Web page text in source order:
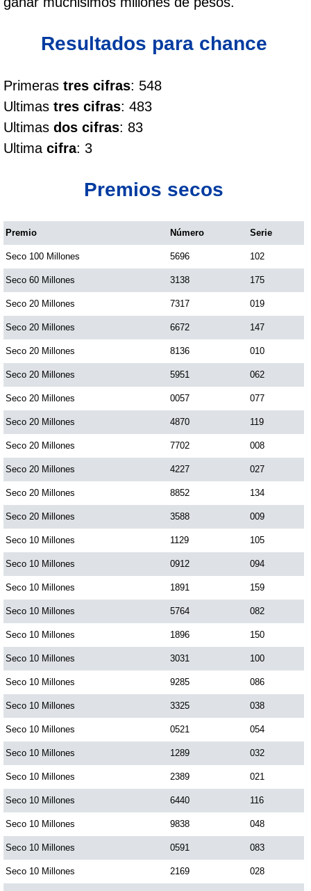
Cafeterito Noche
Caribeña Día
Caribeña Noche
Chontico Día
Culona noche
Dorado Mañana
Dorado Tarde
Dorado Noche
Fantástica Día
Fantástica Noche
Motilon Tarde
Motilon Noche
Paisita Día
Paisita Noche
Paisita 3
Pick 3 Día
Pick 3 Noche
Pick 4 Día
Pick 4 Noche
Pijao de Oro
Resultados para chance
Primeras tres cifras: 548
Ultimas tres cifras: 483
Ultimas dos cifras: 83
Ultima cifra: 3
Premios secos
Premio Número Serie
Seco 100 Millones 5696 102
Seco 60 Millones 3138 175
Seco 20 Millones 7317 019
Seco 20 Millones 6672 147
Seco 20 Millones 8136 010
Seco 20 Millones 5951 062
Seco 20 Millones 0057 077
Seco 20 Millones 4870 119
Seco 20 Millones 7702 008
Seco 20 Millones 4227 027
Seco 20 Millones 8852 134
Seco 20 Millones 3588 009
Seco 10 Millones 1129 105
Seco 10 Millones 0912 094
Seco 10 Millones 1891 159
Seco 10 Millones 5764 082
Seco 10 Millones 1896 150
Seco 10 Millones 3031 100
Seco 10 Millones 9285 086
Seco 10 Millones 3325 038
Seco 10 Millones 0521 054
Seco 10 Millones 1289 032
Seco 10 Millones 2389 021
Seco 10 Millones 6440 116
Seco 10 Millones 9838 048
Seco 10 Millones 0591 083
Seco 10 Millones 2169 028